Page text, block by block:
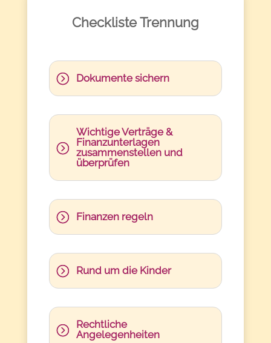
Checkliste Trennung
Dokumente sichern
Wichtige Verträge &
Finanzunterlagen
zusammenstellen und
überprüfen
Finanzen regeln
Rund um die Kinder
Rechtliche
Angelegenheiten